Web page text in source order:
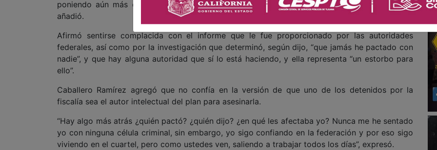
poniendo aún más en riesgo mi seguridad, y permitiendo que esté ahora en nuestras filas”,
añadió.
Afirmó sentirse complacida con el informe que le fue proporcionado por las autoridades
federales, así como por la investigación que determinó, según dijo, “que jamás he pactado con
nadie”, y que hay alguna autoridad que sí lo está haciendo, y ella representa “un estorbo para
ello”.
Caballero Ramírez agregó que no confía en la versión de que uno de los detenidos por la
fiscalía sea el autor intelectual del plan para asesinarla.
“Hay algo más atrás ¿quién pactó? ¿quién dijo? ¿en qué les afectaba yo? Nunca me he sentado
yo con ninguna célula criminal, sin embargo, yo sigo confiando en la federación y por eso sigo
viviendo en el cuartel, pero como ustedes ven, saliendo a trabajar todos los días”, expresó.